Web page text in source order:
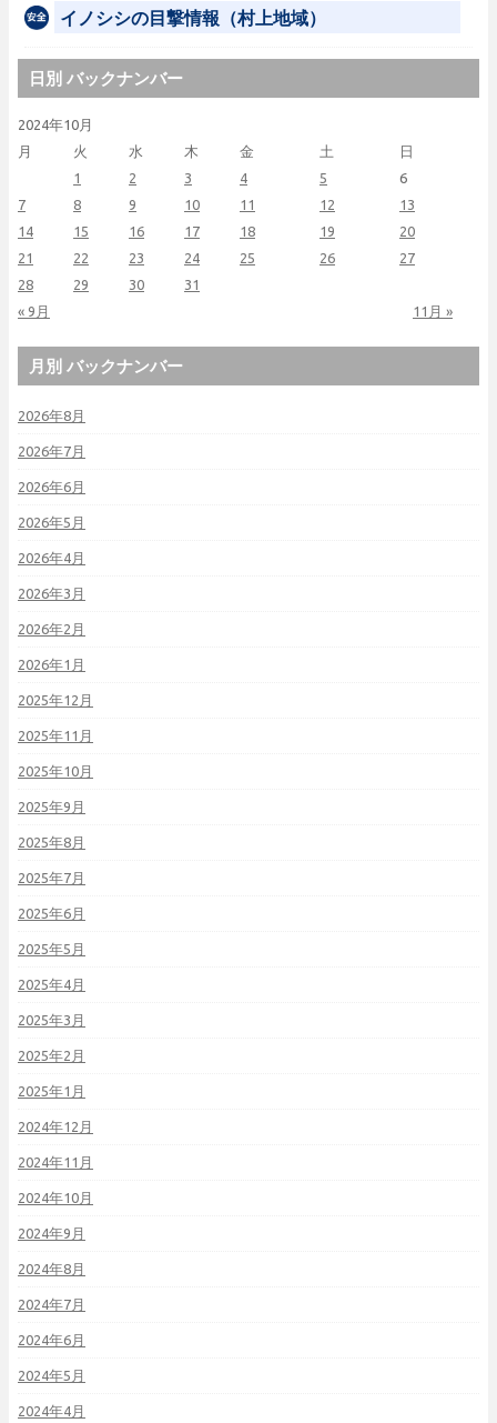
イノシシの目撃情報（村上地域）
日別 バックナンバー
2024年10月
月
火 水 木 金 土 日
« 9月 11月 »
1 2 3 4 5
6
7
8 9 10 11 12
13
14
15 16 17 18 19
20
21
22 23 24 25 26
27
28
29 30 31
月別 バックナンバー
2026年8月
2026年7月
2026年6月
2026年5月
2026年4月
2026年3月
2026年2月
2026年1月
2025年12月
2025年11月
2025年10月
2025年9月
2025年8月
2025年7月
2025年6月
2025年5月
2025年4月
2025年3月
2025年2月
2025年1月
2024年12月
2024年11月
2024年10月
2024年9月
2024年8月
2024年7月
2024年6月
2024年5月
2024年4月